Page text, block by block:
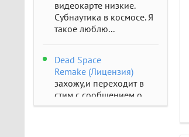
видеокарте низкие.
Субнаутика в космосе. Я
такое люблю...
Dead Space
Remake (Лицензия)
захожу,и переходит в
стим с сообщением о
отсутствии..